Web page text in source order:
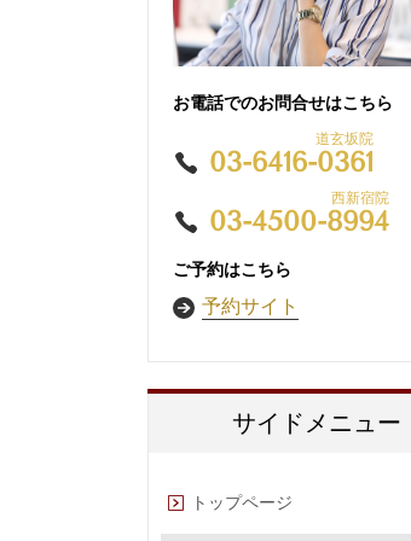
お電話でのお問合せはこちら
道玄坂院
03-6416-0361
西新宿院
03-4500-8994
ご予約はこちら
予約サイト
サイドメニュー
トップページ